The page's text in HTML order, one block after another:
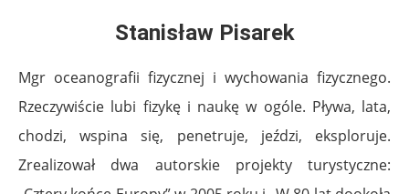
Stanisław Pisarek
Mgr oceanografii fizycznej i wychowania fizycznego.
Rzeczywiście lubi fizykę i naukę w ogóle. Pływa, lata,
chodzi, wspina się, penetruje, jeździ, eksploruje.
Zrealizował dwa autorskie projekty turystyczne: